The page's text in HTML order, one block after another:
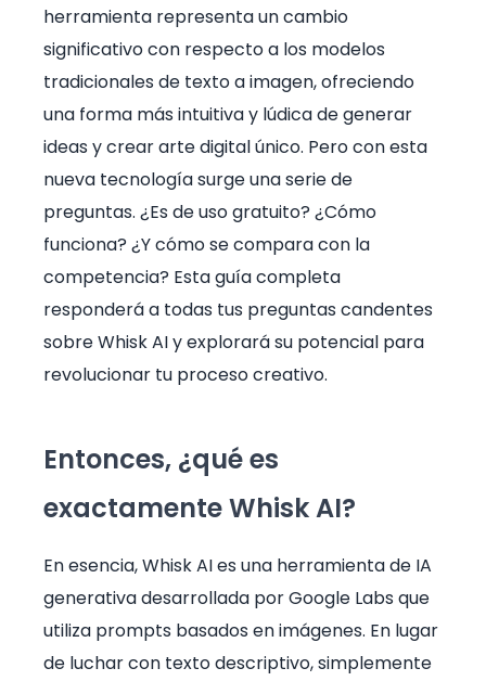
herramienta representa un cambio
significativo con respecto a los modelos
tradicionales de texto a imagen, ofreciendo
una forma más intuitiva y lúdica de generar
ideas y crear arte digital único. Pero con esta
nueva tecnología surge una serie de
preguntas. ¿Es de uso gratuito? ¿Cómo
funciona? ¿Y cómo se compara con la
competencia? Esta guía completa
responderá a todas tus preguntas candentes
sobre Whisk AI y explorará su potencial para
revolucionar tu proceso creativo.
Entonces, ¿qué es
exactamente Whisk AI?
En esencia, Whisk AI es una herramienta de IA
generativa desarrollada por Google Labs que
utiliza prompts basados en imágenes. En lugar
de luchar con texto descriptivo, simplemente